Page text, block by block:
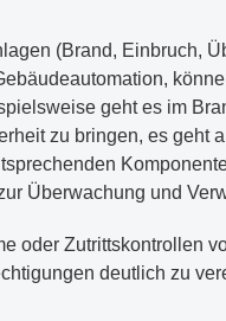
(Brand, Einbruch,
geht es im
zu bringen, es geht
Überwachung und
oder Zutrittskontrollen
deutlich zu